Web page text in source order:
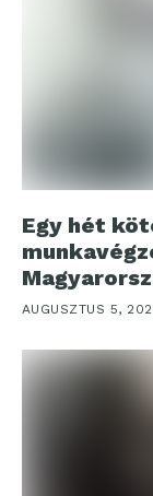
Egy hét
AUGUSZTUS 5,